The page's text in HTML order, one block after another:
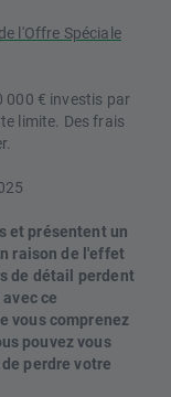
l'Offre Spéciale
000 € investis par
limite. Des frais
et présentent un
raison de l'effet
de détail perdent
ce
vous comprenez
pouvez vous
perdre votre